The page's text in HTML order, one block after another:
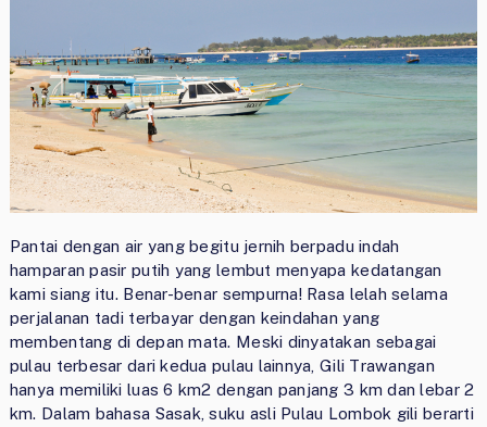
Pantai dengan air yang begitu jernih berpadu indah
hamparan pasir putih yang lembut menyapa kedatangan
kami siang itu. Benar-benar sempurna! Rasa lelah selama
perjalanan tadi terbayar dengan keindahan yang
membentang di depan mata. Meski dinyatakan sebagai
pulau terbesar dari kedua pulau lainnya, Gili Trawangan
hanya memiliki luas 6 km2 dengan panjang 3 km dan lebar 2
km. Dalam bahasa Sasak, suku asli Pulau Lombok gili berarti